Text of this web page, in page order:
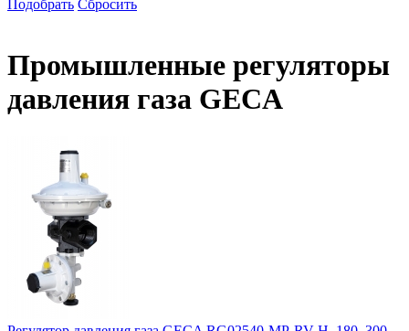
Подобрать Сбросить
Промышленные регуляторы
давления газа GECA